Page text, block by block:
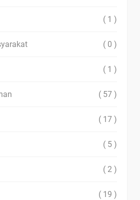
( 1 )
( 0 )
( 1 )
( 57 )
( 17 )
( 5 )
( 2 )
( 19 )